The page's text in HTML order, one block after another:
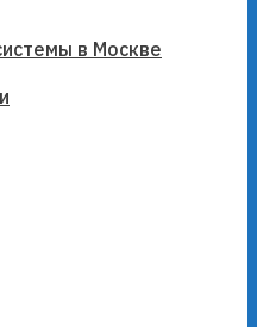
в Москве